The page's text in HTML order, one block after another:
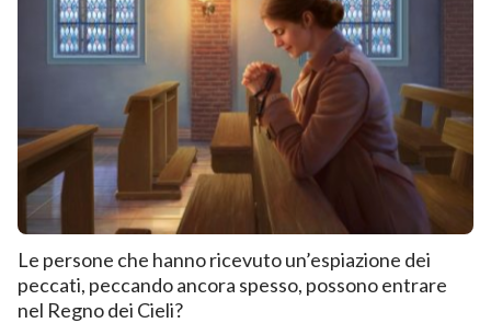
Le persone che hanno ricevuto un’espiazione dei
peccati, peccando ancora spesso, possono entrare
nel Regno dei Cieli?